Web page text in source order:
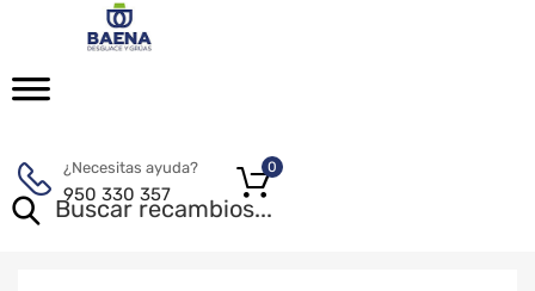
¿Necesitas ayuda?
950 330 357
0